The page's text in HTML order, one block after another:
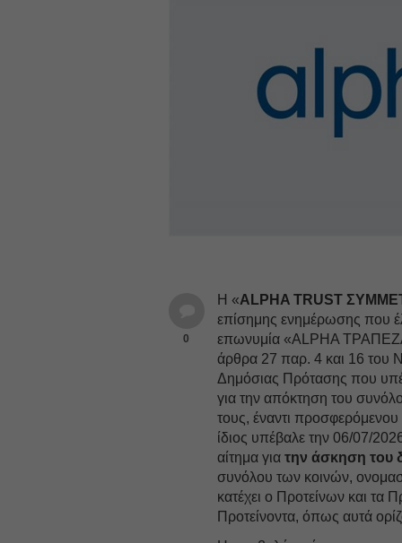
0
Η «ALPHA TRUST
επίσημης ενημέρωσης που
επωνυμία «ALPHA
άρθρα 27 παρ. 4 και 16 του
Δημόσιας Πρότασης που
για την απόκτηση του
τους, έναντι προσφερόμενου
ίδιος υπέβαλε την 06/07/
αίτημα γιατην άσκηση του
συνόλου των κοινών,
κατέχει ο Προτείνων και
Προτείνοντα, όπως αυτά